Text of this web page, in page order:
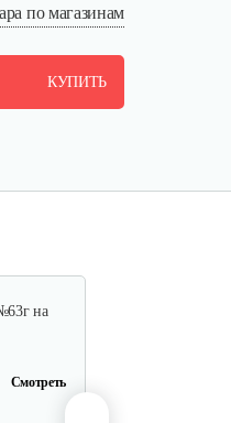
по магазинам
КУПИТЬ
73г,
Смотреть
на
Смотреть